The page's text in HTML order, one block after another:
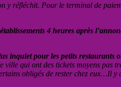
y réfléchit. Pour le terminal de
4 heures après
inquiet pour les petits restaurants
qui ont des tickets moyens pas
obligés de rester chez eux…Il y